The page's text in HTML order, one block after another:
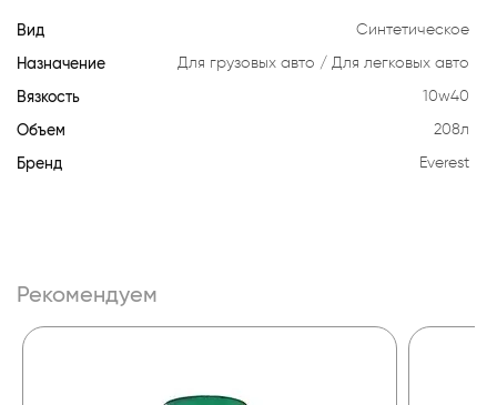
Вид Синтетическое
Назначение Для грузовых авто Для легковых авто
Вязкость 10w40
Объем 208л
Бренд Everest
Рекомендуем